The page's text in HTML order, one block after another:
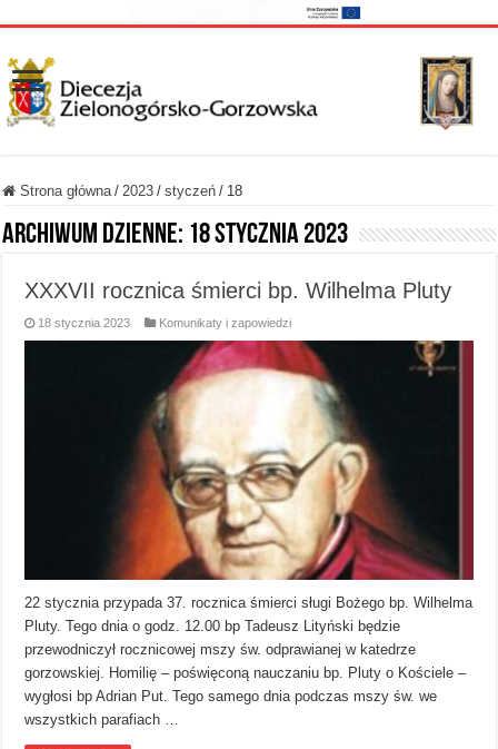
Strona główna / 2023 / styczeń / 18
Archiwum dzienne: 18 stycznia 2023
XXXVII rocznica śmierci bp. Wilhelma Pluty
18 stycznia 2023 Komunikaty i zapowiedzi
22 stycznia przypada 37. rocznica śmierci sługi Bożego bp. Wilhelma
Pluty. Tego dnia o godz. 12.00 bp Tadeusz Lityński będzie
przewodniczył rocznicowej mszy św. odprawianej w katedrze
gorzowskiej. Homilię – poświęconą nauczaniu bp. Pluty o Kościele –
wygłosi bp Adrian Put. Tego samego dnia podczas mszy św. we
wszystkich parafiach …